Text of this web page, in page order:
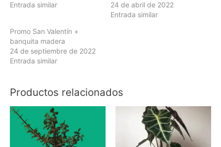
Entrada similar
24 de abril de 2022
Entrada similar
Promo San Valentín +
banquita madera
24 de septiembre de 2022
Entrada similar
Productos relacionados